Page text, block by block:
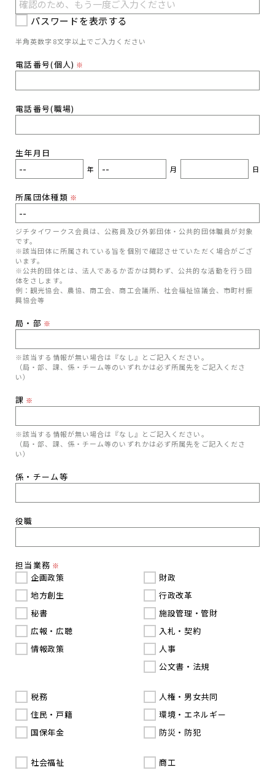
パスワードを表示する
半角英数字8文字以上でご入力ください
電話番号(個人) ※
電話番号(職場)
生年月日
年 月 日
所属団体種類 ※
ジチタイワークス会員は、公務員及び外郭団体・公共的団体職員が対象
です。
※該当団体に所属されている旨を個別で確認させていただく場合がござ
います。
※公共的団体とは、法人であるか否かは問わず、公共的な活動を行う団
体をさします。
例：観光協会、農協、商工会、商工会議所、社会福祉協議会、市町村振
興協会等
局・部 ※
※該当する情報が無い場合は『なし』とご記入ください。
（局・部、課、係・チーム等のいずれかは必ず所属先をご記入くださ
い）
課 ※
※該当する情報が無い場合は『なし』とご記入ください。
（局・部、課、係・チーム等のいずれかは必ず所属先をご記入くださ
い）
係・チーム等
役職
担当業務 ※
企画政策
地方創生
秘書
広報・広聴
情報政策
財政
行政改革
施設管理・管財
入札・契約
人事
公文書・法規
税務
住民・戸籍
国保年金
人権・男女共同
環境・エネルギー
防災・防犯
社会福祉
商工